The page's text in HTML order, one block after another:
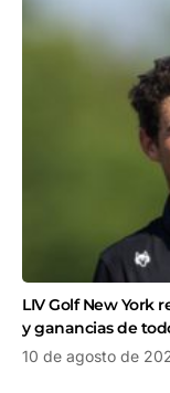
LIV Golf New York
y ganancias de
10 de agosto de